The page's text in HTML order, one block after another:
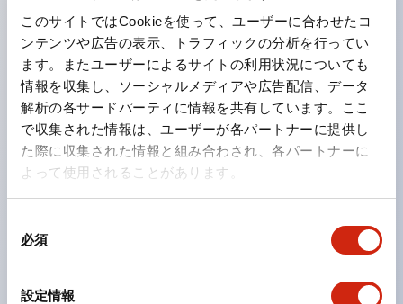
このサイトではCookieを使って、ユーザーに合わせたコ
ンテンツや広告の表示、トラフィックの分析を行ってい
ます。またユーザーによるサイトの利用状況についても
情報を収集し、ソーシャルメディアや広告配信、データ
解析の各サードパーティに情報を共有しています。ここ
で収集された情報は、ユーザーが各パートナーに提供し
た際に収集された情報と組み合わされ、各パートナーに
よって使用されることがあります。
必須
設定情報
チも完備。
ワールドワイドなニーズに対応する各種電圧を完備。
1つで6色の役をこなすLED球（LSRD球）。これまで色
ごとに分かれていたLED球を、1色のLED球で各色を表
現できるようにしました。
カラーユニバーサルデザインに対応。表示灯（角平形）
の点灯/消灯の認識および、点灯時のランプ色の識別が
ISO 3864-4安全色に対応。危険時や緊急事態時の色表
現がより明確・鮮明で、より多くの方が識別可能に。